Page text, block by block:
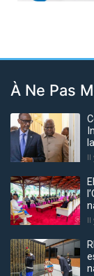
À Ne Pas
Il
Il